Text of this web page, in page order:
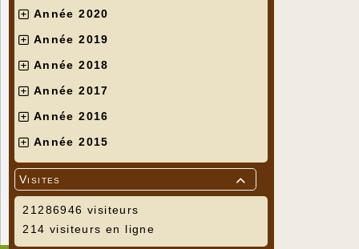
Année 2020
Année 2019
Année 2018
Année 2017
Année 2016
Année 2015

Visites
21286946 visiteurs
214 visiteurs en ligne